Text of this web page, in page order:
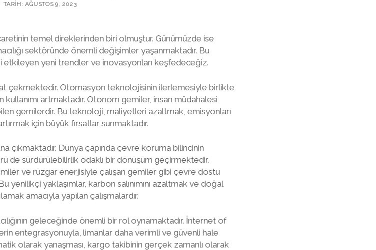
TARIH: AĞUSTOS 9, 2023
temel direklerinden biri olmuştur. Günümüzde ise
sektöründe önemli değişimler yaşanmaktadır. Bu
etkileyen yeni trendler ve inovasyonları keşfedeceğiz.
çekmektedir. Otomasyon teknolojisinin ilerlemesiyle birlikte
kullanımı artmaktadır. Otonom gemiler, insan müdahalesi
gemilerdir. Bu teknoloji, maliyetleri azaltmak, emisyonları
için büyük fırsatlar sunmaktadır.
çıkmaktadır. Dünya çapında çevre koruma bilincinin
de sürdürülebilirlik odaklı bir dönüşüm geçirmektedir.
ve rüzgar enerjisiyle çalışan gemiler gibi çevre dostu
yenilikçi yaklaşımlar, karbon salınımını azaltmak ve doğal
amacıyla yapılan çalışmalardır.
geleceğinde önemli bir rol oynamaktadır. İnternet of
entegrasyonuyla, limanlar daha verimli ve güvenli hale
olarak yanaşması, kargo takibinin gerçek zamanlı olarak